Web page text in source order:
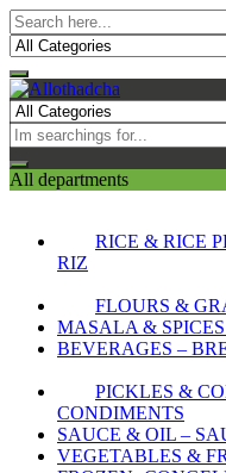
All departments
RICE & RICE
RIZ
FLOURS &
MASALA &
BEVERAGES –
PICKLES &
CONDIMENTS
SAUCE & OIL –
VEGETABLES &